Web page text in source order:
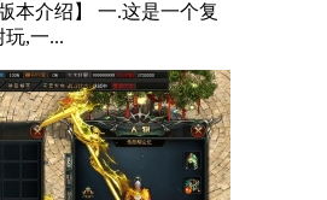
本介绍】 一.这是一个复
,一...